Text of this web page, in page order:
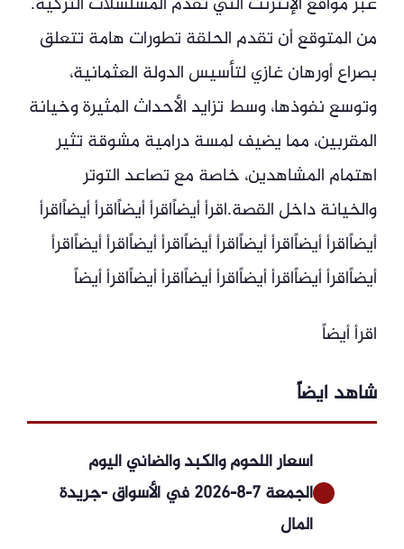
من المتوقع أن تقدم الحلقة تطورات هامة تتعلق
بصراع أورهان غازي لتأسيس الدولة العثمانية،
وتوسع نفوذها، وسط تزايد الأحداث المثيرة وخيانة
المقربين، مما يضيف لمسة درامية مشوقة تثير
اهتمام المشاهدين، خاصة مع تصاعد التوتر
والخيانة داخل القصة.اقرأ أيضاًاقرأ أيضاًاقرأ أيضاًاقرأ
أيضاًاقرأ أيضاًاقرأ أيضاًاقرأ أيضاًاقرأ أيضاًاقرأ أيضاًاقرأ
أيضاًاقرأ أيضاًاقرأ أيضاًاقرأ أيضاًاقرأ أيضاًاقرأ أيضاً
اقرأ أيضاً
شاهد ايضاً
أسعار اللحوم والكبد والضاني اليوم
الجمعة 7-8-2026 في الأسواق -جريدة
المال